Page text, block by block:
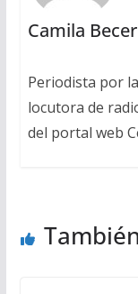
Camila
Periodista por
locutora de
del portal web